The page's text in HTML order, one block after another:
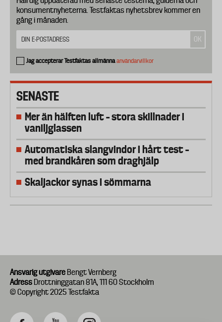
konsumentnyheterna. Testfaktas nyhetsbrev kommer en
gång i månaden.
Jag accepterar Testfaktas allmännaanvändarvillkor
SENASTE
Mer än hälften luft – stora skillnader i
vaniljglassen
Automatiska slangvindor i hårt test –
med brandkåren som draghjälp
Skaljackor synas i sömmarna
Ansvarig utgivare Bengt Vernberg
Adress Drottninggatan 81A, 111 60 Stockholm
© Copyright 2025 Testfakta